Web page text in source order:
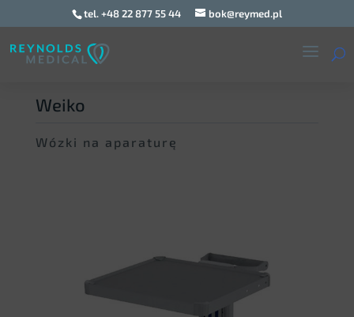
tel. +48 22 877 55 44 bok@reymed.pl
Weiko
Wózki na aparaturę